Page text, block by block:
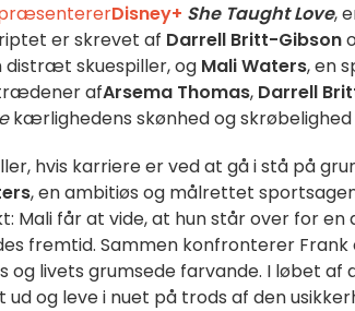
Disney+ She Taught Love,
er skrevet af Darrell Britt-Gibson
distræt skuespiller, og Mali Waters, en
afArsema Thomas, Darrell
kærlighedens skønhed og
hvis karriere er ved at gå i stå på
, en ambitiøs og målrettet
får at vide, at hun står over for
fremtid. Sammen konfronterer
livets grumsede farvande. I løbet af
ud og leve i nuet på trods af den